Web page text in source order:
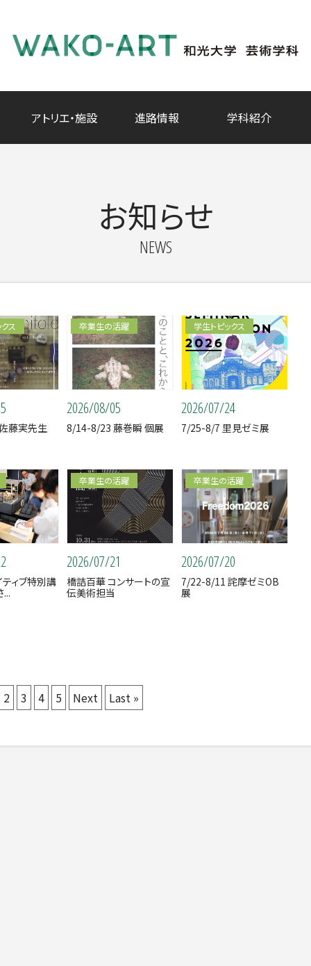
アトリエ・施設 進路情報 学科紹介
お知らせ
NEWS
ス
藤実先生
卒業生の活躍
2026/08/05
8/14-8/23 藤巻瞬 個展
学生トピックス
2026/07/24
7/25-8/7 里見ゼミ展
ィブ特別講
...
卒業生の活躍
2026/07/21
橋詰百華 コンサートの宣
伝美術担当
卒業生の活躍
2026/07/20
7/22-8/11 詫摩ゼミOB
展
2 3 4 5 Next Last »